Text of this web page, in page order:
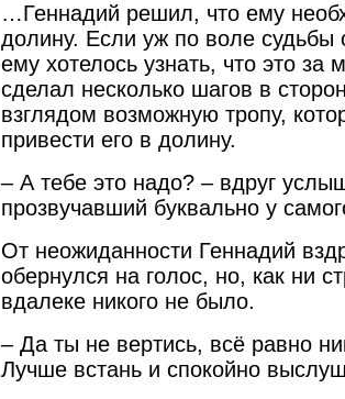
…Геннадий решил, что ему
долину. Если уж по воле судьбы
ему хотелось узнать, что это за
сделал несколько шагов в
взглядом возможную тропу,
привести его в долину.
– А тебе это надо? – вдруг
прозвучавший буквально у
От неожиданности Геннадий
обернулся на голос, но, как ни
вдалеке никого не было.
– Да ты не вертись, всё равно
Лучше встань и спокойно